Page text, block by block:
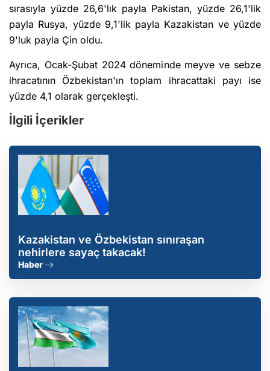
sırasıyla yüzde 26,6'lık payla Pakistan, yüzde 26,1'lik
payla Rusya, yüzde 9,1'lik payla Kazakistan ve yüzde
9'luk payla Çin oldu.
Ayrıca, Ocak-Şubat 2024 döneminde meyve ve sebze
ihracatının Özbekistan'ın toplam ihracattaki payı ise
yüzde 4,1 olarak gerçekleşti.
İlgili İçerikler
Kazakistan ve Özbekistan sınıraşan
nehirlere sayaç takacak!
Haber